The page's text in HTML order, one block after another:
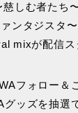
しむ者たち
ンタジスタ
mixが配信ス
フォロー＆
グッズを抽選